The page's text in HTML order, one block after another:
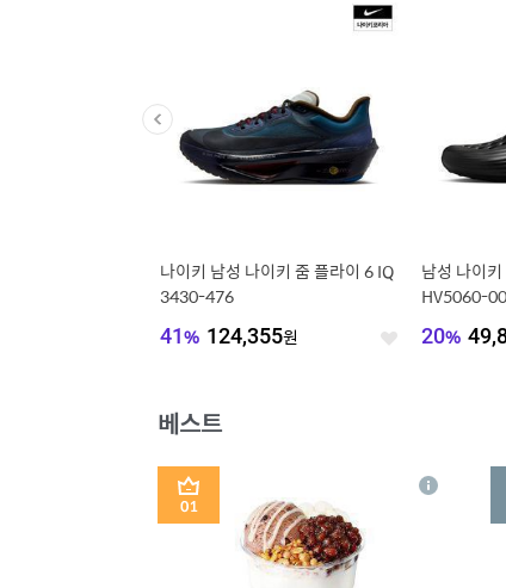
좋
나이키 남성 나이키 줌 플라이 6 IQ
3430-476
41% 124,355원 좋
남성 나이
HV5060-
20%
베스트
1
상